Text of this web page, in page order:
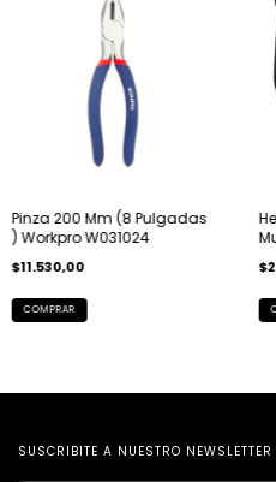
Pinza 200 Mm (8 Pulgadas
) Workpro W031024
$11.530,00
SUSCRIBITE A NUESTRO NEWSLETTER